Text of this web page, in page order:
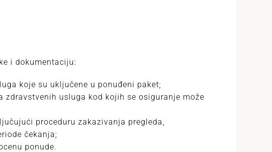
i dokumentaciju:
koje su uključene u ponuđeni paket;
zdravstvenih usluga kod kojih se osiguranje može
proceduru zakazivanja pregleda,
čekanja;
ponude.